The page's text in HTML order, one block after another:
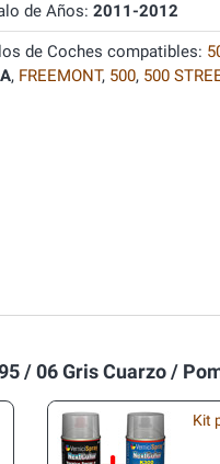
de Años: 2011-2012
de Coches compatibles:
, FREEMONT, 500, 500
/ 06 Gris Cuarzo /
Kit